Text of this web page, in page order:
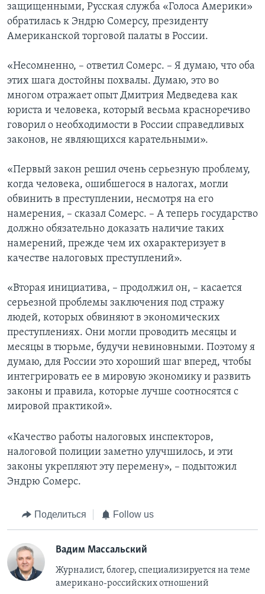
защищенными, Русская служба «Голоса Америки»
обратилась к Эндрю Сомерсу, президенту
Американской торговой палаты в России.
«Несомненно, – ответил Сомерс. – Я думаю, что оба
этих шага достойны похвалы. Думаю, это во
многом отражает опыт Дмитрия Медведева как
юриста и человека, который весьма красноречиво
говорил о необходимости в России справедливых
законов, не являющихся карательными».
«Первый закон решил очень серьезную проблему,
когда человека, ошибшегося в налогах, могли
обвинить в преступлении, несмотря на его
намерения, – сказал Сомерс. – А теперь государство
должно обязательно доказать наличие таких
намерений, прежде чем их охарактеризует в
качестве налоговых преступлений».
«Вторая инициатива, – продолжил он, – касается
серьезной проблемы заключения под стражу
людей, которых обвиняют в экономических
преступлениях. Они могли проводить месяцы и
месяцы в тюрьме, будучи невиновными. Поэтому я
думаю, для России это хороший шаг вперед, чтобы
интегрировать ее в мировую экономику и развить
законы и правила, которые лучше соотносятся с
мировой практикой».
«Качество работы налоговых инспекторов,
налоговой полиции заметно улучшилось, и эти
законы укрепляют эту перемену», – подытожил
Эндрю Сомерс.
Поделиться Follow us
Вадим Массальский
Журналист, блогер, специализируется на теме
американо-российских отношений